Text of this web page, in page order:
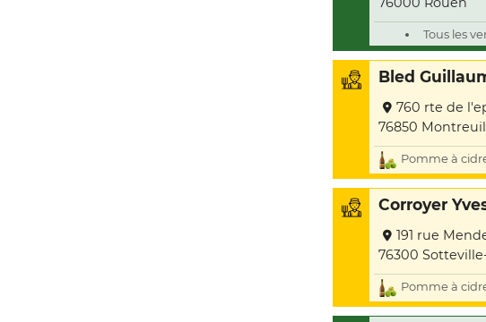
Tous les
Bled
760 rte de
76850
Pomme à
Corroyer
191 rue
76300
Pomme à